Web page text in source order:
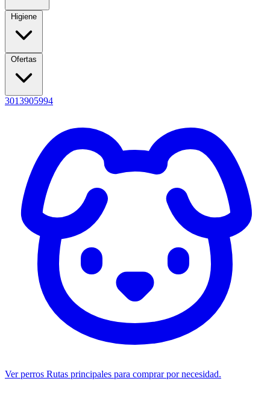
Higiene
Ofertas
3013905994
Ver perros Rutas principales para comprar por necesidad.